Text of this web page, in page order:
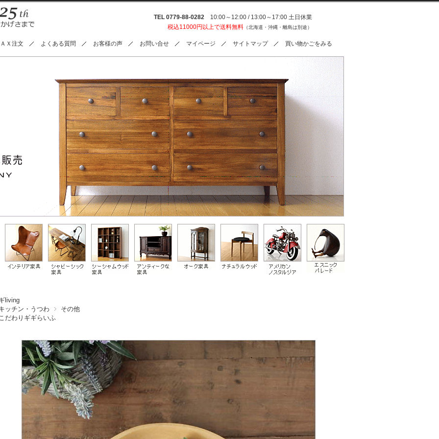
TEL 0779-88-0282 10:00～12:00 / 13:00～17:00 土日休業
税込11000円以上で送料無料 （北海道・沖縄・離島は別途）
Ｘ注文 よくある質問 お客様の声 お問い合せ マイページ サイトマップ 買い物かごをみる
living
ッチン・うつわ
その他
だわりギギらいふ